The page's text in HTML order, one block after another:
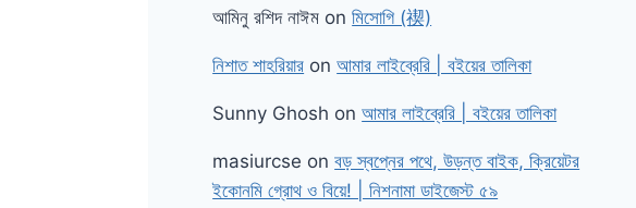
আমিনু রশিদ নাঈম onমিসোগি (禊)
নিশাত শাহরিয়ার onআমার লাইব্রেরি | বইয়ের তালিকা
Sunny Ghosh onআমার লাইব্রেরি | বইয়ের তালিকা
masiurcse onবড় স্বপ্নের পথে, উড়ন্ত বাইক, ক্রিয়েটর
ইকোনমি গ্রোথ ও বিয়ে! | নিশনামা ডাইজেস্ট ৫৯